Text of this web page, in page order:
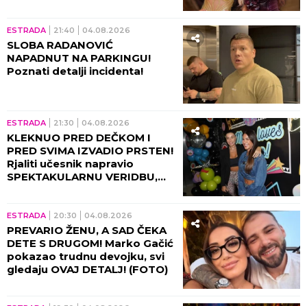
ESTRADA 08:30 05.08.2026
HITNE VESTI IZ POLICIJE,
UDOVICU SAŠE POPOVIĆA
ALARMIRAO INSPEKTOR!
ESTRADA 08:00 05.08.2026
NAJNOVIJI SNIMAK VENDI S
VAŠARA PODELIO SRBIJU!
Haljina jedva prekrila intimu, a
KAD JE PODIGLA NOGU... ŠOK!
ESTRADA 23:59 04.08.2026
ŽENA MU SE PORODILA U
BAZENU! Nikola Stojaković
podelio PRVE FOTOGRAFIJE
SA SINOM, prizori šokirali